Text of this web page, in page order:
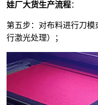
娃厂大货生产流程：
第五步：对布料进行刀
行激光处理）；